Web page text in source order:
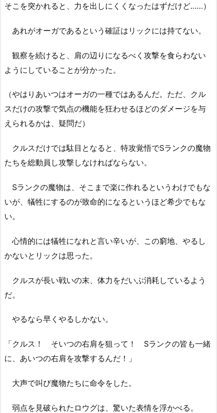
そこを突かれると、力を出しにくくなったはずだけど……）
あれがオーガであるという確証はリックには持てない。
観察を続けると、肩の辺りになるべく攻撃を食らわない
ようにしていることが分かった。
（やはりあいつはオーガの一種ではあるんだ。ただ、クル
スだけの攻撃で気点の機能を狂わせるほどのダメージを与
えられるかは、疑問だ）
クルスだけでは駄目となると、特攻覚悟でSランクの魔物
たちを総動員し攻撃しなければならない。
Sランクの魔物は、そこまで楽に作れるというわけでもな
いが、犠牲にするのが致命的になるというほど希少でもな
い。
心情的には犠牲になれと言い辛いが、この窮地、やるし
かないとリックは思った。
クルスが長い戦いの末、体力をだいぶ消耗しているよう
だ。
やるなら早くやるしかない。
「クルス！ そいつの右肩を狙って！ Sランクの皆も一緒
に、あいつの右肩を攻撃するんだ！」
大声で叫び魔物たちに命令をした。
弱点を見破られたロウグは、驚いた表情を浮かべる。